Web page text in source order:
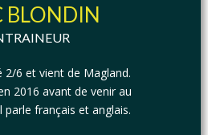
BLONDIN
2/6 et vient de Magland.
2016 avant de venir au
parle français et anglais.